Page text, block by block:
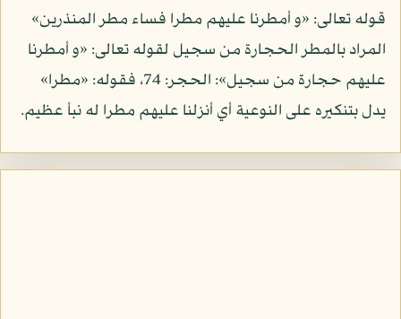
قوله تعالى: «و أمطرنا عليهم مطرا فساء مطر المنذرين»
المراد بالمطر الحجارة من سجيل لقوله تعالى: «و أمطرنا
عليهم حجارة من سجيل»: الحجر: 74، فقوله: «مطرا»
يدل بتنكيره على النوعية أي أنزلنا عليهم مطرا له نبأ عظيم.